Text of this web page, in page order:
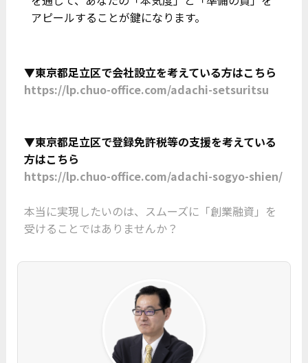
アピールすることが鍵になります。
▼東京都足立区で会社設立を考えている方はこちら
https://lp.chuo-office.com/adachi-setsuritsu
▼東京都足立区で登録免許税等の支援を考えている
方はこちら
https://lp.chuo-office.com/adachi-sogyo-shien/
本当に実現したいのは、スムーズに「創業融資」を
受けることではありませんか？